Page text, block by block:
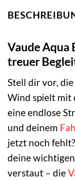
Vaude Aqua
treuer
Stell dir vor,
Wind spielt mit
eine endlose
und deinem
jetzt noch
deine
verstaut – die